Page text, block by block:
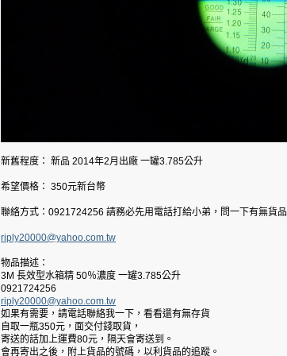
新舊程度： 新品 2014年2月出廠 一罐3.785公升
希望價格： 350元新台幣
聯絡方式：0921724256 請務必先用電話打給小弟，問一下有無貨品
riply20000@yahoo.com.tw
物品描述：
3M 長效型水箱精 50％濃度 一罐3.785公升
0921724256
riply20000@yahoo.com.tw
如果有需要，請電話聯絡我一下，看看還有無存貨
自取一瓶350元，面交付錢取貨，
寄送的話加上運費80元，隔天會寄送到。
會再寄出之後，附上貨品的號碼，以利貨品的追蹤。